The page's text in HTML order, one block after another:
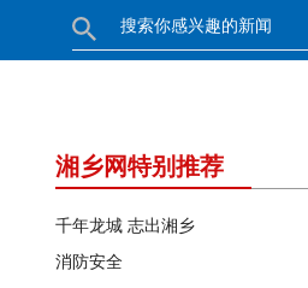
湘乡网特别推荐
千年龙城 志出湘乡
消防安全